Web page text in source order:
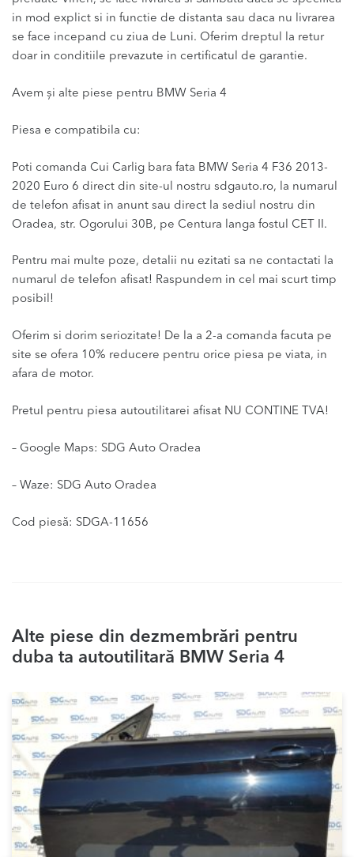
in mod explict si in functie de distanta sau daca nu livrarea
se face incepand cu ziua de Luni. Oferim dreptul la retur
doar in conditiile prevazute in certificatul de garantie.
Avem și alte piese pentru BMW Seria 4
Piesa e compatibila cu:
Poti comanda Cui Carlig bara fata BMW Seria 4 F36 2013-
2020 Euro 6 direct din site-ul nostru sdgauto.ro, la numarul
de telefon afisat in anunt sau direct la sediul nostru din
Oradea, str. Ogorului 30B, pe Centura langa fostul CET II.
Pentru mai multe poze, detalii nu ezitati sa ne contactati la
numarul de telefon afisat! Raspundem in cel mai scurt timp
posibil!
Oferim si dorim seriozitate! De la a 2-a comanda facuta pe
site se ofera 10% reducere pentru orice piesa pe viata, in
afara de motor.
Pretul pentru piesa autoutilitarei afisat NU CONTINE TVA!
– Google Maps: SDG Auto Oradea
– Waze: SDG Auto Oradea
Cod piesă: SDGA-11656
Alte piese din dezmembrări pentru
duba ta autoutilitară BMW Seria 4